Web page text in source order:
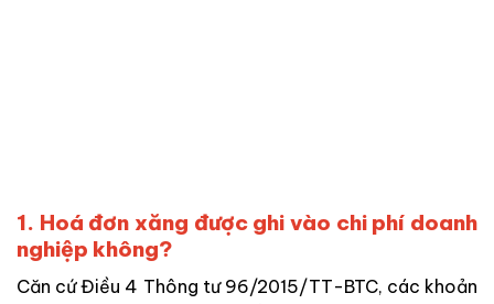
1. Hoá đơn xăng được ghi vào chi phí doanh
nghiệp không?
Căn cứ Điều 4 Thông tư 96/2015/TT-BTC, các khoản